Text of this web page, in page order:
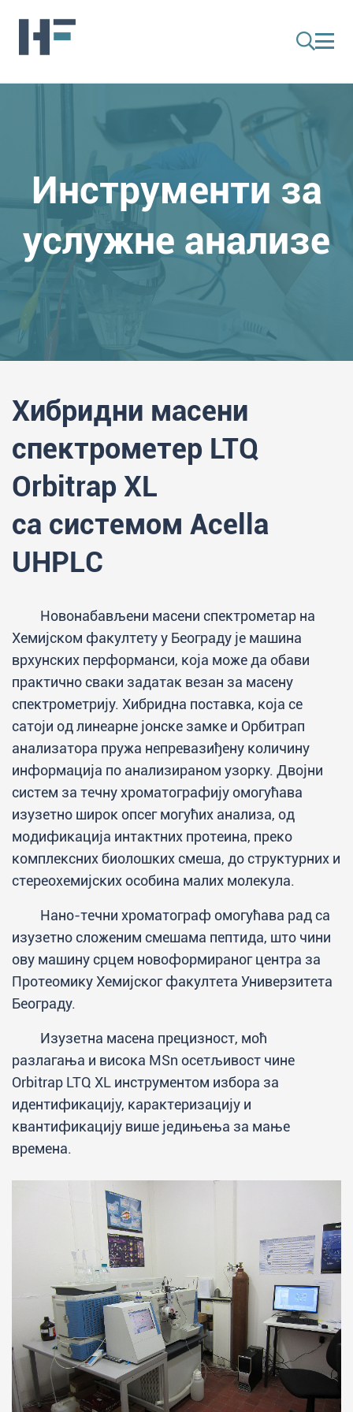
Инструменти за
услужне анализе
Хибридни масени
спектрометер LTQ
Orbitrap XL
са системом Acella
UHPLC
Новонабављени масени спектрометар на
Хемијском факултету у Београду је машина
врхунских перформанси, која може да обави
практично сваки задатак везан за масену
спектрометрију. Хибридна поставка, која се
сатоји од линеарне јонске замке и Орбитрап
анализатора пружа непревазиђену количину
информација по анализираном узорку. Двојни
систем за течну хроматографију омогућава
изузетно широк опсег могућих анализа, од
модификација интактних протеина, преко
комплексних биолошких смеша, до структурних и
стереохемијских особина малих молекула.
Нано-течни хроматограф омогућава рад са
изузетно сложеним смешама пептида, што чини
ову машину срцем новоформираног центра за
Протеомику Хемијског факултета Универзитета
Београду.
Изузетна масена прецизност, моћ
разлагања и висока MSn осетљивост чине
Orbitrap LTQ XL инструментом избора за
идентификацију, карактеризацију и
квантификацију више једињења за мање
времена.